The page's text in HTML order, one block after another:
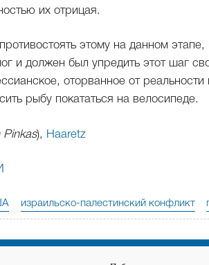
их отрицая.
этому на данном
и должен был упредить этот шаг
оторванное от
рыбу покататься на велосипеде.
Pinkas), Haaretz
израильско-палестинский конфликт